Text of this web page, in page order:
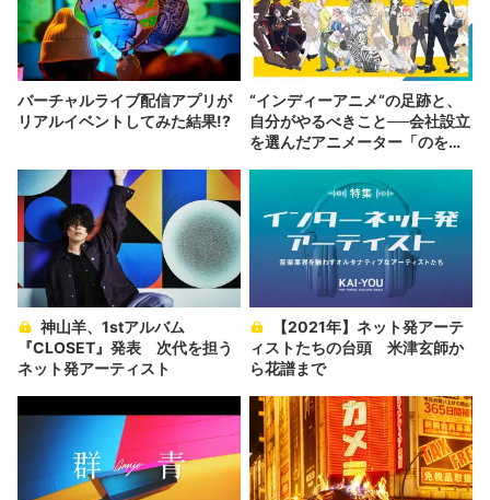
バーチャルライブ配信アプリが
リアルイベントしてみた結果!?
“インディーアニメ“の足跡と、
自分がやるべきこと──会社設立
を選んだアニメーター「のを
『CLOSET』発表 次代を担う
ネット発アーティスト
ィストたちの台頭 米津玄師か
ら花譜まで